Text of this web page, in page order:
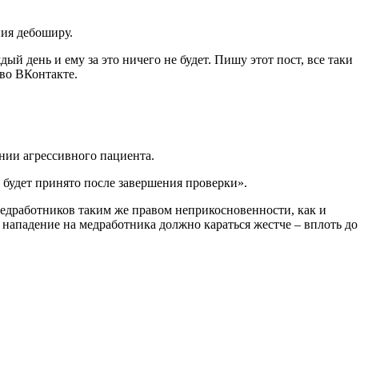
дебоширу.
день и ему за это ничего не будет. Пишу этот пост, все таки
ВКонтакте.
агрессивного пациента.
принято после завершения проверки».
таким же правом неприкосновенности, как и
на медработника должно караться жестче – вплоть до